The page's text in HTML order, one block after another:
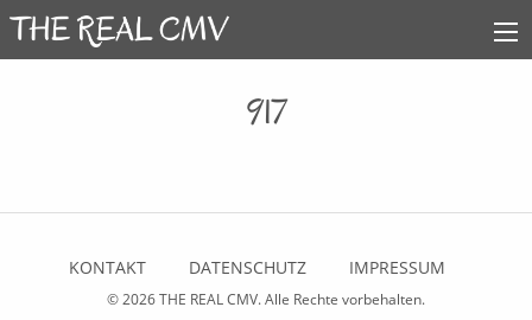
917
KONTAKT DATENSCHUTZ IMPRESSUM
© 2026THE REAL CMV. Alle Rechte vorbehalten.